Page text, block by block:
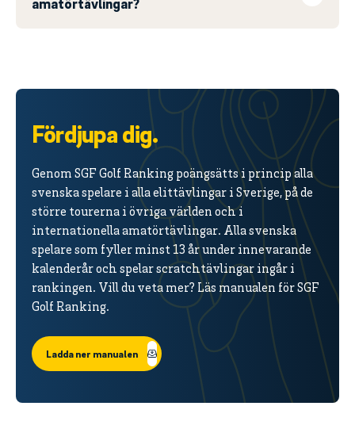
amatörtävlingar?
Fördjupa dig.
Genom SGF Golf Ranking poängsätts i princip alla
svenska spelare i alla elittävlingar i Sverige, på de
större tourerna i övriga världen och i
internationella amatörtävlingar. Alla svenska
spelare som fyller minst 13 år under innevarande
kalenderår och spelar scratchtävlingar ingår i
rankingen. Vill du veta mer? Läs manualen för SGF
Golf Ranking.
Ladda ner manualen